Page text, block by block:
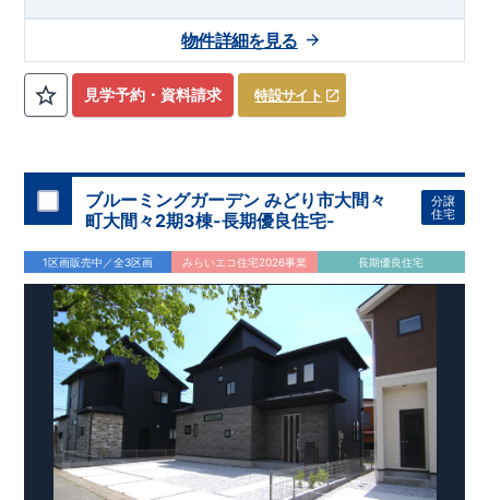
見学予約・資料請求 特設サイト
物件詳細を見る
ブルーミングガーデン みどり市大間々
町大間々2期3棟-長期優良住宅-
分譲
住宅
1区画販売中／全3区画 みらいエコ住宅2026事業 長期優良住宅